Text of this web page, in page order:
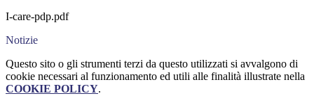
I-care-pdp.pdf
Notizie
Questo sito o gli strumenti terzi da questo utilizzati si avvalgono di
cookie necessari al funzionamento ed utili alle finalità illustrate nella
COOKIE POLICY.